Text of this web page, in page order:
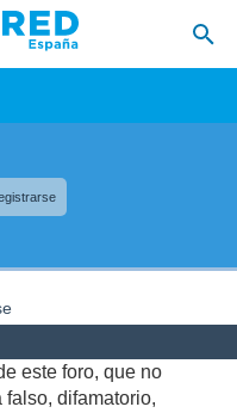
este foro, que no
difamatorio,